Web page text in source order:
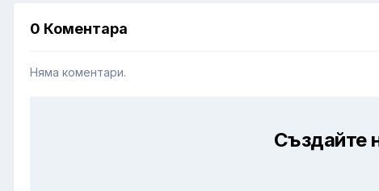
0 Коментара
Няма коментари.
Създайте